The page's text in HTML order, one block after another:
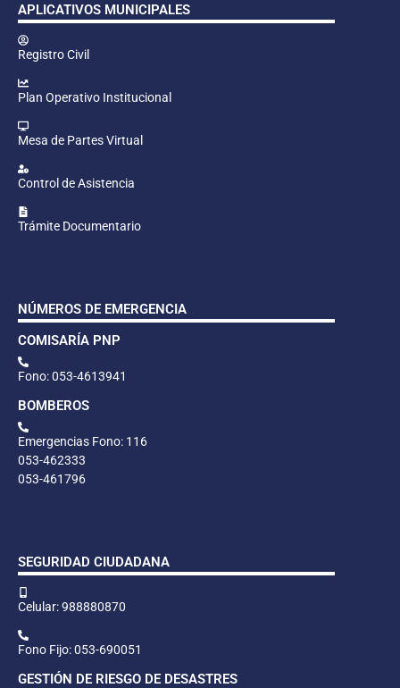
APLICATIVOS MUNICIPALES
Registro Civil
Plan Operativo Institucional
Mesa de Partes Virtual
Control de Asistencia
Trámite Documentario
NÚMEROS DE EMERGENCIA
COMISARÍA PNP
Fono: 053-4613941
BOMBEROS
Emergencias Fono: 116
053-462333
053-461796
SEGURIDAD CIUDADANA
Celular: 988880870
Fono Fijo: 053-690051
GESTIÓN DE RIESGO DE DESASTRES